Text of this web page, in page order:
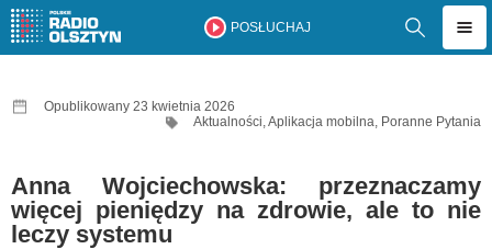
POSŁUCHAJ
Opublikowany 23 kwietnia 2026
Aktualności,Aplikacja mobilna, Poranne Pytania
Anna Wojciechowska: przeznaczamy
więcej pieniędzy na zdrowie, ale to nie
leczy systemu